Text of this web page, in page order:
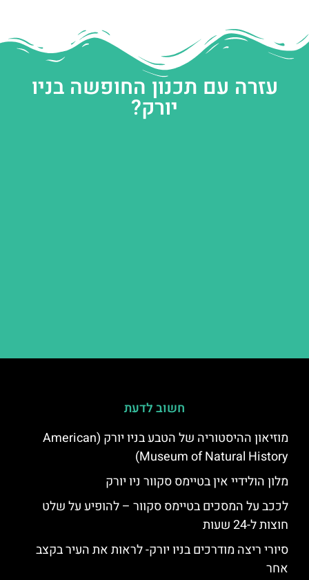
עזרה עם תכנון החופשה בניו
יורק?
חשוב לדעת
מוזיאון ההיסטוריה של הטבע בניו יורק (American
Museum of Natural History)
מלון הולידיי אין בטיימס סקוור ניו יורק
לככב על המסכים בטיימס סקוור – להופיע על שלט
חוצות ל-24 שעות
סיורי ריצה מודרכים בניו יורק- לראות את העיר בקצב
אחר